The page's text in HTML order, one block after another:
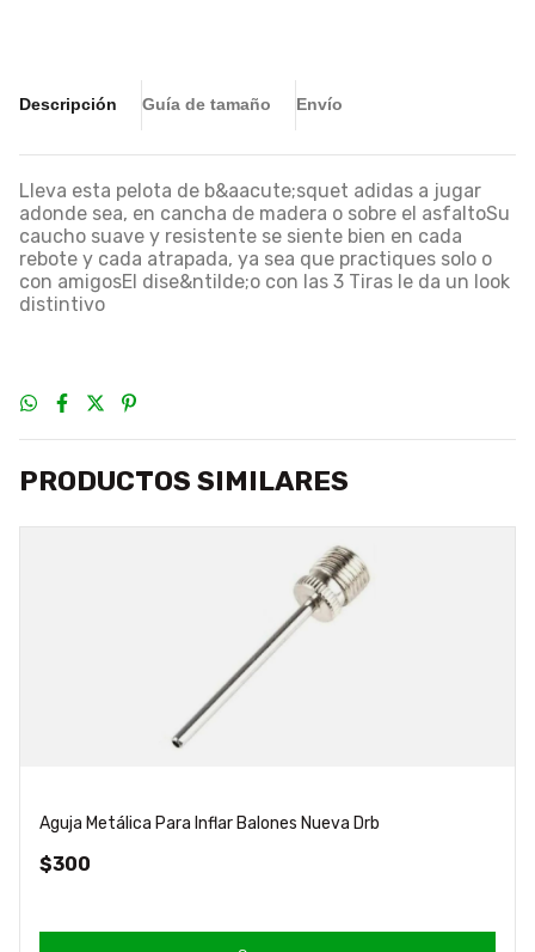
Descripción Guía de tamaño Envío
Lleva esta pelota de b&aacute;squet adidas a jugar
adonde sea, en cancha de madera o sobre el asfaltoSu
caucho suave y resistente se siente bien en cada
rebote y cada atrapada, ya sea que practiques solo o
con amigosEl dise&ntilde;o con las 3 Tiras le da un look
distintivo
PRODUCTOS SIMILARES
Aguja Metálica Para Inflar Balones Nueva Drb
$300